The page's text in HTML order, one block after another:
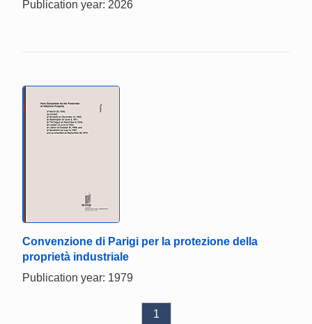
Publication year: 2026
Convenzione di Parigi per la protezione della
proprietà industriale
Publication year: 1979
1